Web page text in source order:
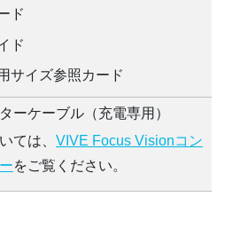
ド
ド
サイズ参照カード
ーケーブル（充電専用）
ては、 VIVE Focus Visionコン
をご覧ください。